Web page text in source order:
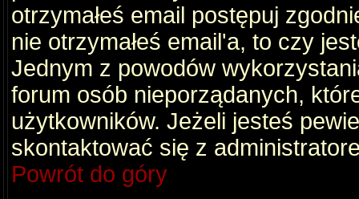
otrzymałeś email postępuj
nie otrzymałeś email'a, to czy
Jednym z powodów
forum osób nieporządanych,
użytkowników. Jeżeli jesteś
skontaktować się z
Powrót do góry